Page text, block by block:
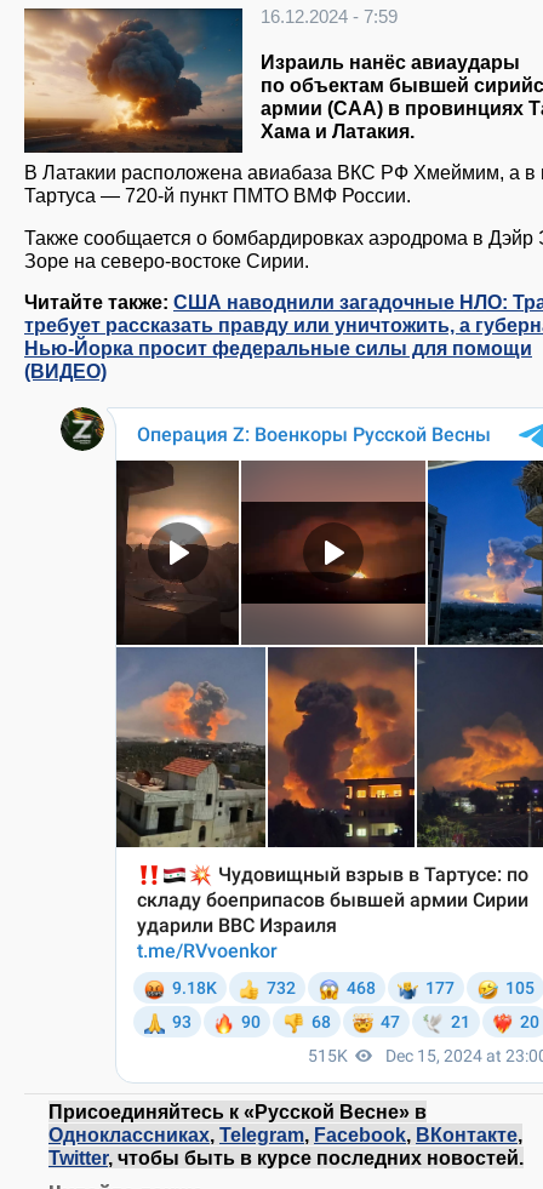
16.12.2024 - 7:59
Израиль нанёс авиаудары
по объектам бывшей
армии (САА) в провинциях
Хама и Латакия.
В Латакии расположена авиабаза ВКС РФ Хмеймим, а в
Тартуса — 720-й пункт ПМТО ВМФ России.
Также сообщается о бомбардировках аэродрома в Дэйр
Зоре на северо-востоке Сирии.
Читайте также: США наводнили загадочные НЛО:
требует рассказать правду или уничтожить, а
Нью-Йорка просит федеральные силы для помощи
(ВИДЕО)
Присоединяйтесь к «Русской Весне» в
Одноклассниках, Telegram, Facebook, ВКонтакте,
Twitter, чтобы быть в курсе последних новостей.